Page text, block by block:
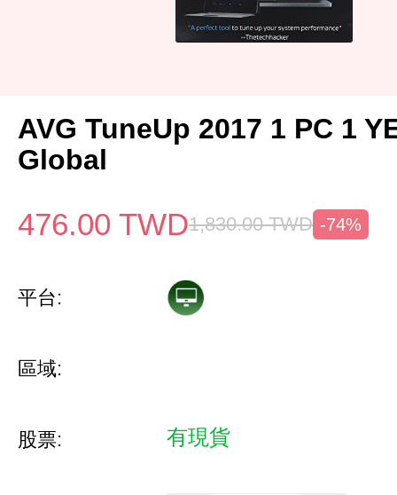
AVG TuneUp 2017 1 PC 1
Global
476.00 TWD1,830.00 TWD -74%
平台:
區域:
股票: 有現貨